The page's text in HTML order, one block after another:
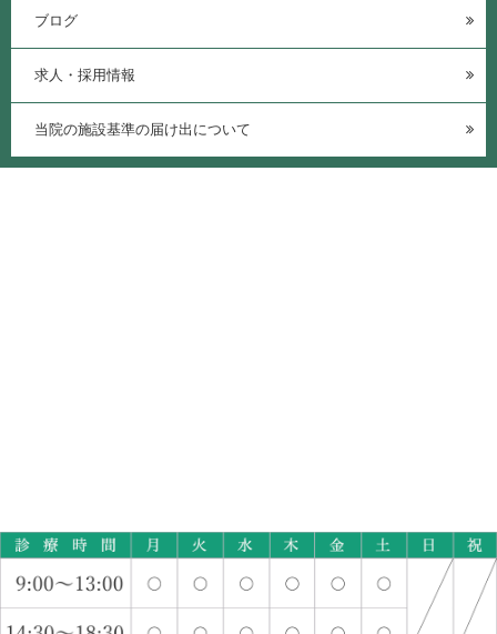
ブログ
求人・採用情報
当院の施設基準の届け出について